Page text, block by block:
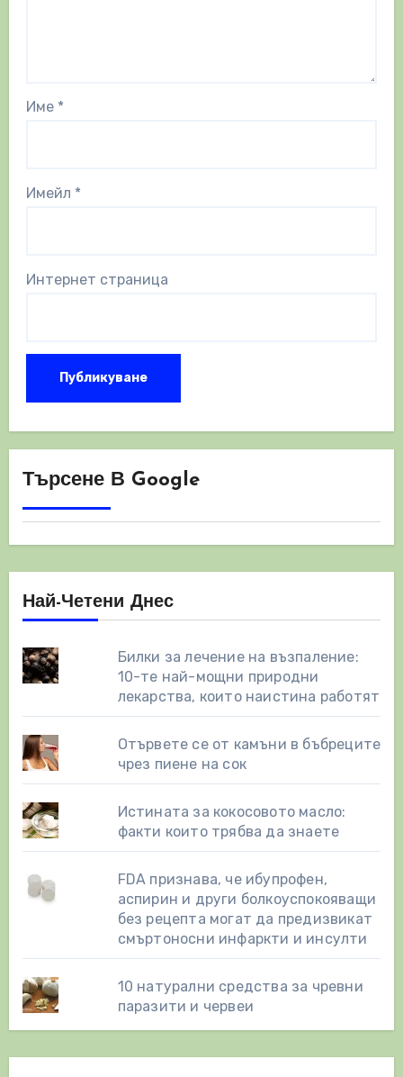
Име *
Имейл *
Интернет страница
Търсене В Google
Най-Четени Днес
Билки за лечение на възпаление:
10-те най-мощни природни
лекарства, които наистина работят
Отървете се от камъни в бъбреците
чрез пиене на сок
Истината за кокосовото масло:
факти които трябва да знаете
FDA признава, че ибупрофен,
аспирин и други болкоуспокояващи
без рецепта могат да предизвикат
смъртоносни инфаркти и инсулти
10 натурални средства за чревни
паразити и червеи